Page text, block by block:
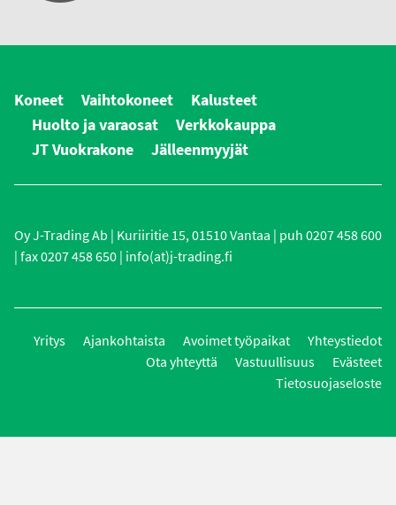
Koneet Vaihtokoneet
Kalusteet
Huolto ja varaosat
Verkkokauppa
JT Vuokrakone
Jälleenmyyjät
Oy J-Trading Ab | Kuriiritie 15, 01510 Vantaa | puh 0207 458 600
| fax 0207 458 650 | info(at)j-trading.fi
Yritys Ajankohtaista Avoimet työpaikat
Yhteystiedot
Ota yhteyttä
Vastuullisuus
Evästeet
Tietosuojaseloste